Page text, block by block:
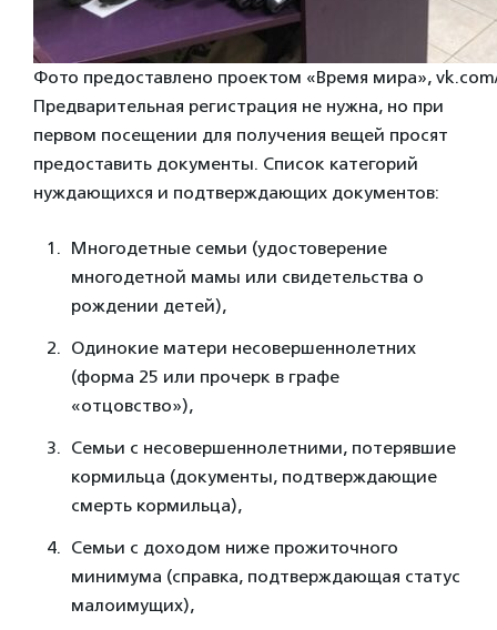
Фото предоставлено проектом «Время мира»,
Предварительная регистрация не нужна, но при
первом посещении для получения вещей просят
предоставить документы. Список категорий
нуждающихся и подтверждающих документов:
Многодетные семьи (удостоверение
многодетной мамы или свидетельства о
рождении детей),
Одинокие матери несовершеннолетних
(форма 25 или прочерк в графе
«отцовство»),
Семьи с несовершеннолетними, потерявшие
кормильца (документы, подтверждающие
смерть кормильца),
Семьи с доходом ниже прожиточного
минимума (справка, подтверждающая статус
малоимущих),